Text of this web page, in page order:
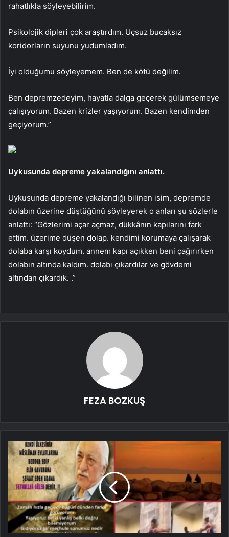
rahatlıkla söyleyebilirim.
Psikolojik dipleri çok araştırdım. Uçsuz bucaksız
koridorların suyunu yudumladım.
İyi olduğumu söyleyemem. Ben de kötü değilim.
Ben depremzedeyim, hayatla dalga geçerek gülümsemeye
çalışıyorum. Bazen krizler yaşıyorum. Bazen kendimden
geçiyorum.”
Uykusunda depreme yakalandığını anlattı.
Uykusunda depreme yakalandığı bilinen isim, depremde
dolabın üzerine düştüğünü söyleyerek o anları şu sözlerle
anlattı: “Gözlerimi açar açmaz, dükkânın kapılarını fark
ettim. üzerime düşen dolap. kendimi korumaya çalışarak
dolaba karşı koydum. annem kapı açıkken beni çağırırken
dolabın altında kaldım. dolabı çıkardılar ve gövdemi
altından çıkardık. .”
FEZA BOZKUŞ